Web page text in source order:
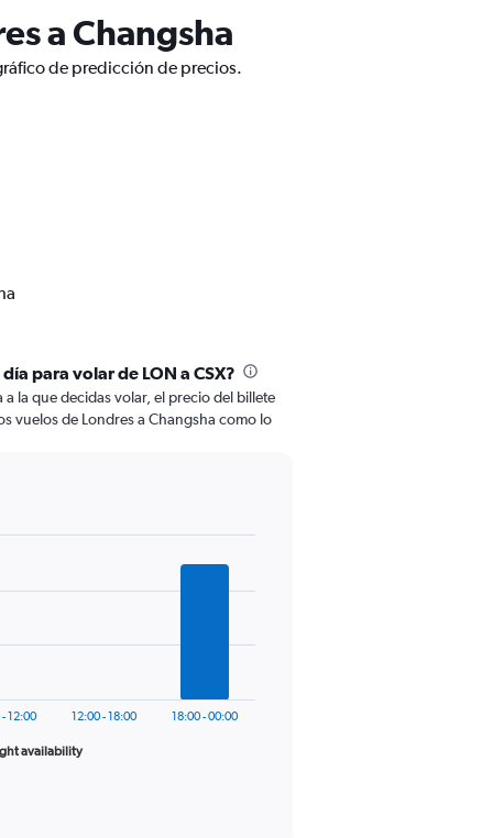
a Changsha
de predicción de precios.
para volar de LON a CSX?
la que decidas volar, el precio del billete
vuelos de Londres a Changsha como lo
availability
12:00 12:00 - 18:00 18:00 - 00:00